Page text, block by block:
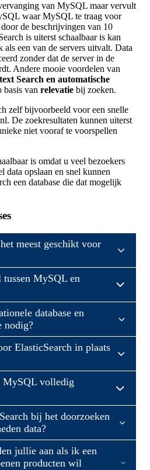
van MySQL maar vervult
waar MySQL te traag voor
de beschrijvingen van 10
is uiterst schaalbaar is kan
een van de servers uitvalt. Data
zonder dat de server in de
Andere mooie voordelen van
Search en automatische
basis van relevatie bij zoeken.
zelf bijvoorbeeld voor een snelle
De zoekresultaten kunnen uiterst
niet vooraf te voorspellen
is omdat u veel bezoekers
opslaan en snel kunnen
een database die dat mogelijk
meest geschikt voor
MySQL en
database en
nodig?
ElasticSearch in plaats
MySQL volledig
bij het doorzoeken
data?
jullie aan als ik een
producten wil